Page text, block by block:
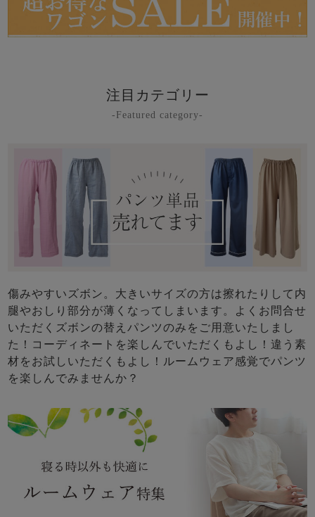
注目カテゴリー
-Featured category-
傷みやすいズボン。大きいサイズの方は擦れたりして内
腿やおしり部分が薄くなってしまいます。よくお問合せ
いただくズボンの替えパンツのみをご用意いたしまし
た！コーディネートを楽しんでいただくもよし！違う素
材をお試しいただくもよし！ルームウェア感覚でパンツ
を楽しんでみませんか？